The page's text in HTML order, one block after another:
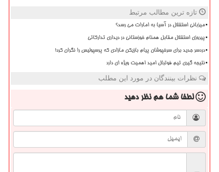
تازه ترین مطالب مرتبط
میزبانی استقلال در آسیا به امارات می رسد؟
پیروزی استقلال مقابل همنام خوزستانی در دیداری تدارکاتی
دردسر جدید برای سرخپوشان پیام بازیکن مازادی که پرسپولیس را نگران کرد!
نتیجه گیری تیم فوتبال امید اهمیت ویژه ای دارد
نظرات بینندگان در مورد این مطلب
لطفا شما همنظر دهید